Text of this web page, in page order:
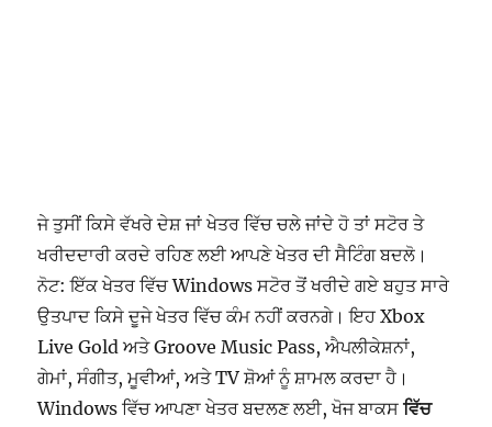
ਜੇ ਤੁਸੀਂ ਕਿਸੇ ਵੱਖਰੇ ਦੇਸ਼ ਜਾਂ ਖੇਤਰ ਵਿੱਚ ਚਲੇ ਜਾਂਦੇ ਹੋ ਤਾਂ ਸਟੋਰ ਤੇ
ਖਰੀਦਦਾਰੀ ਕਰਦੇ ਰਹਿਣ ਲਈ ਆਪਣੇ ਖੇਤਰ ਦੀ ਸੈਟਿੰਗ ਬਦਲੋ।
ਨੋਟ: ਇੱਕ ਖੇਤਰ ਵਿੱਚ Windows ਸਟੋਰ ਤੋਂ ਖਰੀਦੇ ਗਏ ਬਹੁਤ ਸਾਰੇ
ਉਤਪਾਦ ਕਿਸੇ ਦੂਜੇ ਖੇਤਰ ਵਿੱਚ ਕੰਮ ਨਹੀਂ ਕਰਨਗੇ। ਇਹ Xbox
Live Gold ਅਤੇ Groove Music Pass, ਐਪਲੀਕੇਸ਼ਨਾਂ,
ਗੇਮਾਂ, ਸੰਗੀਤ, ਮੂਵੀਆਂ, ਅਤੇ TV ਸ਼ੋਆਂ ਨੂੰ ਸ਼ਾਮਲ ਕਰਦਾ ਹੈ।
Windows ਵਿੱਚ ਆਪਣਾ ਖੇਤਰ ਬਦਲਣ ਲਈ, ਖੋਜ ਬਾਕਸਵਿੱਚ